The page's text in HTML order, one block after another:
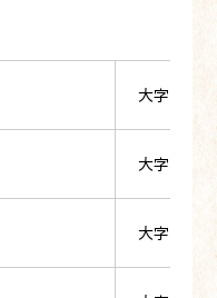
大字小野
大字小野
大字小野